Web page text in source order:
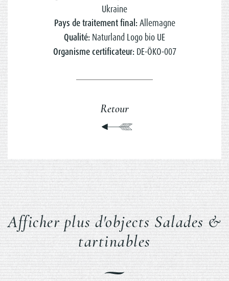
Ukraine
Pays de traitement final:Allemagne
Qualité: Naturland Logo bio UE
Organisme certificateur:DE-ÖKO-007
Retour
Afficher plus d'objects Salades &
tartinables